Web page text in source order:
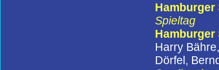
Hamburger
Spieltag
Hamburger
Harry
Dörfel,